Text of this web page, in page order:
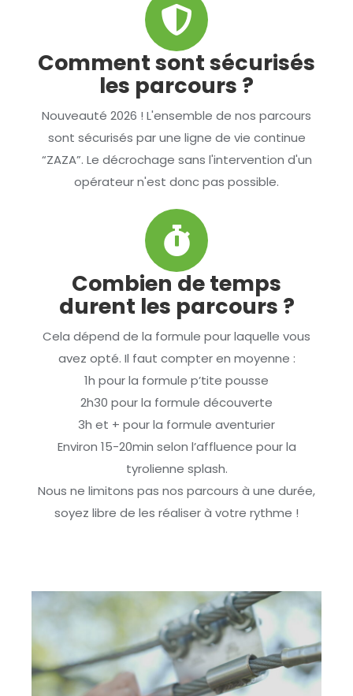
Comment sont sécurisés
les parcours ?
Nouveauté 2026 ! L'ensemble de nos parcours
sont sécurisés par une ligne de vie continue
“ZAZA”. Le décrochage sans l'intervention d'un
opérateur n'est donc pas possible.
Combien de temps
durent les parcours ?
Cela dépend de la formule pour laquelle vous
avez opté. Il faut compter en moyenne :
1h pour la formule p’tite pousse
2h30 pour la formule découverte
3h et + pour la formule aventurier
Environ 15-20min selon l’affluence pour la
tyrolienne splash.
Nous ne limitons pas nos parcours à une durée,
soyez libre de les réaliser à votre rythme !